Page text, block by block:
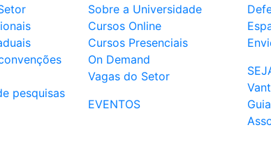
pesquisas
Sobre a Universidade
Cursos Online
Cursos Presenciais
On Demand
Vagas do Setor
EVENTOS